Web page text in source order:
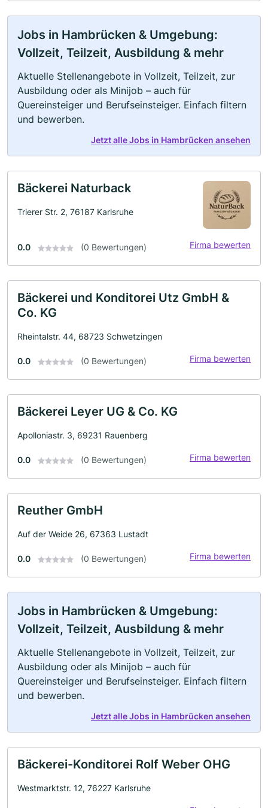
Jobs in Hambrücken & Umgebung:
Vollzeit, Teilzeit, Ausbildung & mehr
Aktuelle Stellenangebote in Vollzeit, Teilzeit, zur
Ausbildung oder als Minijob – auch für
Quereinsteiger und Berufseinsteiger. Einfach filtern
und bewerben.
Jetzt alle Jobs in Hambrücken ansehen
Bäckerei Naturback
Trierer Str. 2, 76187 Karlsruhe
0.0 (0 Bewertungen) Firma bewerten
Bäckerei und Konditorei Utz GmbH &
Co. KG
Rheintalstr. 44, 68723 Schwetzingen
0.0 (0 Bewertungen) Firma bewerten
Bäckerei Leyer UG & Co. KG
Apolloniastr. 3, 69231 Rauenberg
0.0 (0 Bewertungen) Firma bewerten
Reuther GmbH
Auf der Weide 26, 67363 Lustadt
0.0 (0 Bewertungen) Firma bewerten
Jobs in Hambrücken & Umgebung:
Vollzeit, Teilzeit, Ausbildung & mehr
Aktuelle Stellenangebote in Vollzeit, Teilzeit, zur
Ausbildung oder als Minijob – auch für
Quereinsteiger und Berufseinsteiger. Einfach filtern
und bewerben.
Jetzt alle Jobs in Hambrücken ansehen
Bäckerei-Konditorei Rolf Weber OHG
Westmarktstr. 12, 76227 Karlsruhe